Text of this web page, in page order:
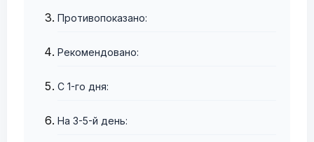
Противопоказано:
Рекомендовано:
С 1-го дня:
На 3-5-й день: